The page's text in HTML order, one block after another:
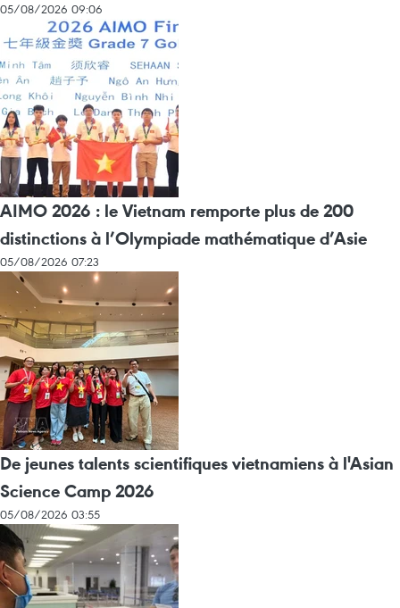
05/08/2026 09:06
AIMO 2026 : le Vietnam remporte plus de 200
distinctions à l’Olympiade mathématique d’Asie
05/08/2026 07:23
De jeunes talents scientifiques vietnamiens à l'Asian
Science Camp 2026
05/08/2026 03:55